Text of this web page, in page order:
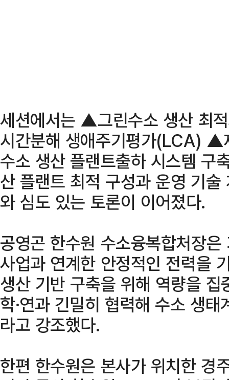
세션에서는 ▲그린수소 생산 최
시간분해 생애주기평가(LCA) ▲
수소 생산 플랜트출하 시스템
산 플랜트 최적 구성과 운영 기
와 심도 있는 토론이 이어졌다.
공영곤 한수원 수소융복합처장
사업과 연계한 안정적인 전력을
생산 기반 구축을 위해 역량을 집
학·연과 긴밀히 협력해 수소 생
라고 강조했다.
한편 한수원은 본사가 위치한 경